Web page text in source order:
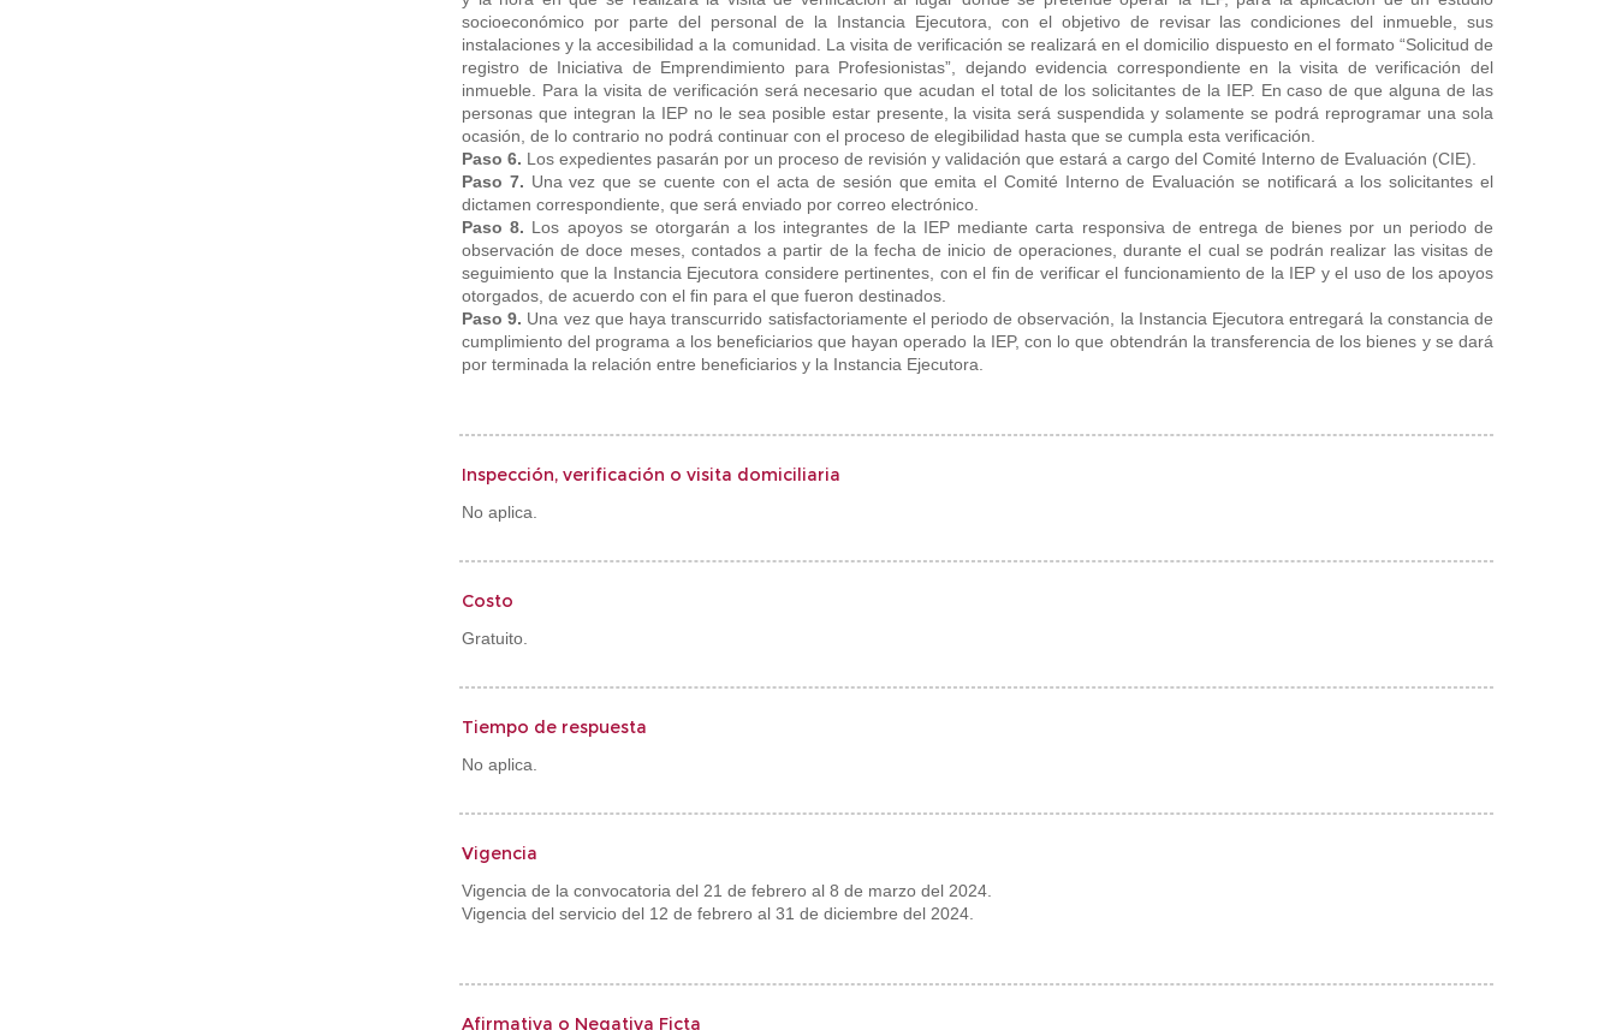
socioeconómico por parte del personal de la Instancia Ejecutora, con el objetivo de revisar las condiciones del inmueble, sus
instalaciones y la accesibilidad a la comunidad. La visita de verificación se realizará en el domicilio dispuesto en el formato “Solicitud de
registro de Iniciativa de Emprendimiento para Profesionistas”, dejando evidencia correspondiente en la visita de verificación del
inmueble. Para la visita de verificación será necesario que acudan el total de los solicitantes de la IEP. En caso de que alguna de las
personas que integran la IEP no le sea posible estar presente, la visita será suspendida y solamente se podrá reprogramar una sola
ocasión, de lo contrario no podrá continuar con el proceso de elegibilidad hasta que se cumpla esta verificación.
Paso 6. Los expedientes pasarán por un proceso de revisión y validación que estará a cargo del Comité Interno de Evaluación (CIE).
Paso 7. Una vez que se cuente con el acta de sesión que emita el Comité Interno de Evaluación se notificará a los solicitantes el
dictamen correspondiente, que será enviado por correo electrónico.
Paso 8. Los apoyos se otorgarán a los integrantes de la IEP mediante carta responsiva de entrega de bienes por un periodo de
observación de doce meses, contados a partir de la fecha de inicio de operaciones, durante el cual se podrán realizar las visitas de
seguimiento que la Instancia Ejecutora considere pertinentes, con el fin de verificar el funcionamiento de la IEP y el uso de los apoyos
otorgados, de acuerdo con el fin para el que fueron destinados.
Paso 9. Una vez que haya transcurrido satisfactoriamente el periodo de observación, la Instancia Ejecutora entregará la constancia de
cumplimiento del programa a los beneficiarios que hayan operado la IEP, con lo que obtendrán la transferencia de los bienes y se dará
por terminada la relación entre beneficiarios y la Instancia Ejecutora.
Inspección, verificación o visita domiciliaria
No aplica.
Costo
Gratuito.
Tiempo de respuesta
No aplica.
Vigencia
Vigencia de la convocatoria del 21 de febrero al 8 de marzo del 2024.
Vigencia del servicio del 12 de febrero al 31 de diciembre del 2024.
Afirmativa o Negativa Ficta